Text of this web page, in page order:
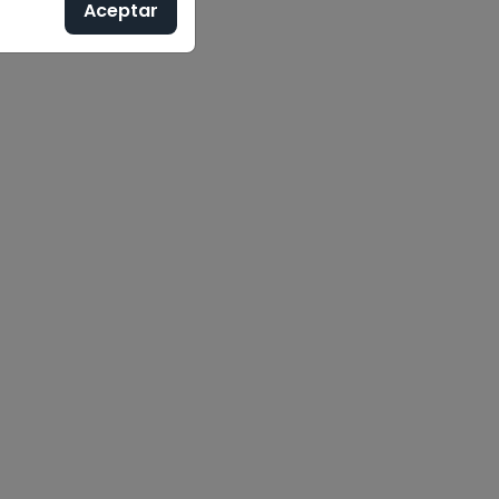
Aceptar